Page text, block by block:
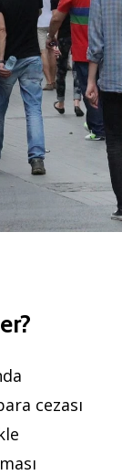
cezası